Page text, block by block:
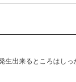
生出来るところはしっ